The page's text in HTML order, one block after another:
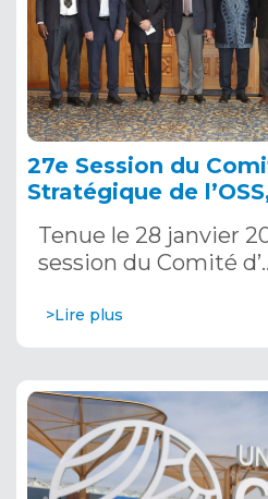
27e Session du
Stratégique de
Tenue le 28 janvier
session du Comité
>Lire plus